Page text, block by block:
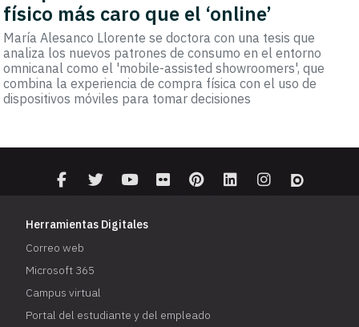
físico más caro que el ‘online’
María Alesanco Llorente se doctora con una tesis que
analiza los nuevos patrones de consumo en el entorno
omnicanal como el 'mobile-assisted showroomers', que
combina la experiencia de compra física con el uso de
dispositivos móviles para tomar decisiones
Herramientas Digitales
Correo web
Microsoft 365
Campus virtual
Portal del estudiante y del empleado